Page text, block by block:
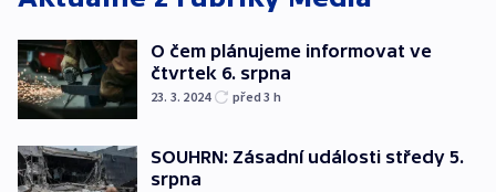
O čem plánujeme informovat ve
čtvrtek 6. srpna
23. 3. 2024 před 3 h
SOUHRN: Zásadní události středy 5.
srpna